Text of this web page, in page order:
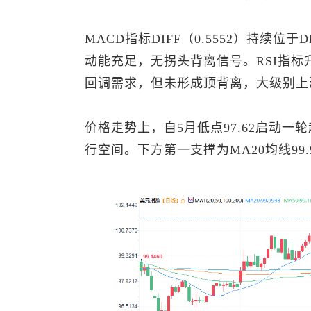
MACD指标DIFF（0.5552）持续位于
动能充足，无拐头背离信号。RSI指
回调需求，但未形成顶背离，大级别
价格走势上，自5月低点97.62启动一
行空间。下方第一支撑为MA20均线